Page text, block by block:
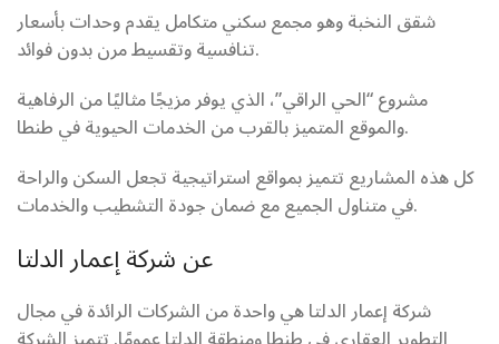
شقق النخبة وهو مجمع سكني متكامل يقدم وحدات بأسعار
تنافسية وتقسيط مرن بدون فوائد.
مشروع “الحي الراقي”، الذي يوفر مزيجًا مثاليًا من الرفاهية
والموقع المتميز بالقرب من الخدمات الحيوية في طنطا.
كل هذه المشاريع تتميز بمواقع استراتيجية تجعل السكن والراحة
في متناول الجميع مع ضمان جودة التشطيب والخدمات.
عن شركة إعمار الدلتا
شركة إعمار الدلتا هي واحدة من الشركات الرائدة في مجال